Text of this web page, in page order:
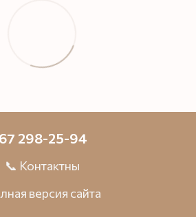
298-25-94
📞 Контактны
версия сайта